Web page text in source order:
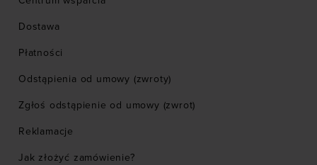
Dostawa
Płatności
Odstąpienia od umowy (zwroty)
Zgłoś odstąpienie od umowy (zwrot)
Reklamacje
Jak złożyć zamówienie?